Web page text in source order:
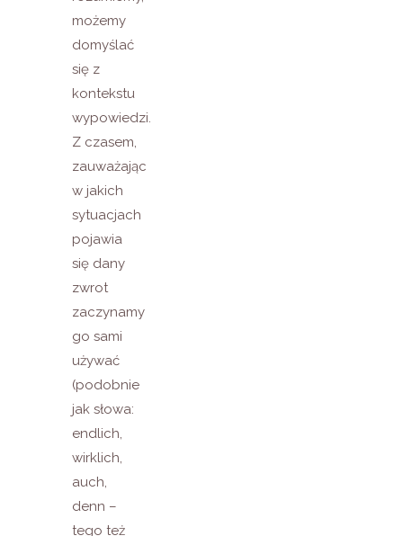
możemy
domyślać
się z
kontekstu
wypowiedzi.
Z czasem,
zauważając
w jakich
sytuacjach
pojawia
się dany
zwrot
zaczynamy
go sami
używać
(podobnie
jak słowa:
endlich,
wirklich,
auch,
denn –
tego też